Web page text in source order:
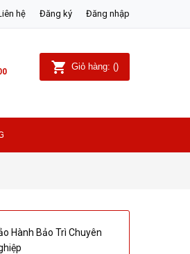
hệ Đăng ký Đăng nhập
Giỏ hàng: ()
Hành Bảo Trì Chuyên